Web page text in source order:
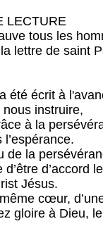
LECTURE
tous les
lettre de saint
été écrit à
nous instruire,
à la
de la
d’être d’accord
Jésus.
cœur,
gloire à Dieu,